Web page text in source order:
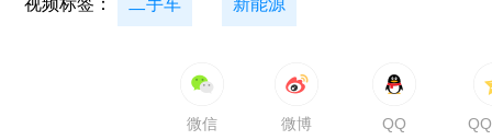
微信 微博 QQ